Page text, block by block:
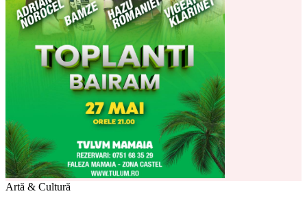
Artă & Cultură